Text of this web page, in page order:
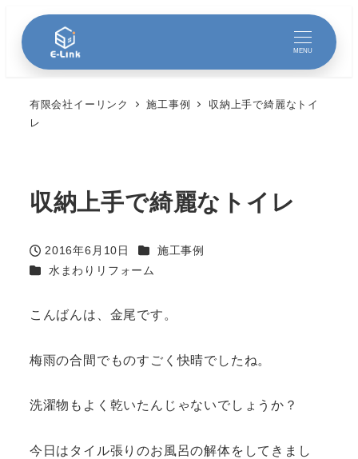
MENU
有限会社イーリンク 施工事例
収納上手で綺麗なトイ
レ
収納上手で綺麗なトイレ
投稿日
2016年6月10日 カテゴリー
施工事例
カテゴリー
水まわりリフォーム
こんばんは、金尾です。
梅雨の合間でものすごく快晴でしたね。
洗濯物もよく乾いたんじゃないでしょうか？
今日はタイル張りのお風呂の解体をしてきまし